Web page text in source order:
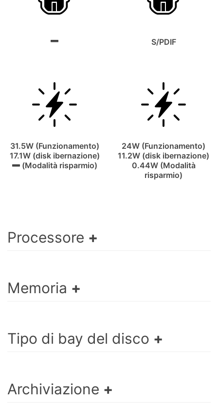
S/PDIF
31.5W (Funzionamento)
17.1W (disk ibernazione)
(Modalità risparmio)
24W (Funzionamento)
11.2W (disk ibernazione)
0.44W (Modalità
risparmio)
Processore
Memoria
Tipo di bay del disco
Archiviazione